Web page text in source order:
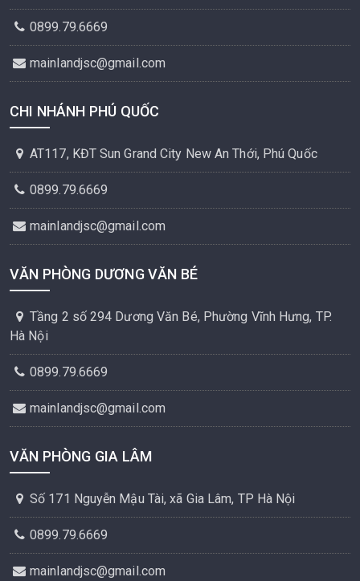
0899.79.6669
mainlandjsc@gmail.com
CHI NHÁNH PHÚ QUỐC
AT117, KĐT Sun Grand City New An Thới, Phú Quốc
0899.79.6669
mainlandjsc@gmail.com
VĂN PHÒNG DƯƠNG VĂN BÉ
Tầng 2 số 294 Dương Văn Bé, Phường Vĩnh Hưng, TP.
Hà Nội
0899.79.6669
mainlandjsc@gmail.com
VĂN PHÒNG GIA LÂM
Số 171 Nguyễn Mậu Tài, xã Gia Lâm, TP Hà Nội
0899.79.6669
mainlandjsc@gmail.com